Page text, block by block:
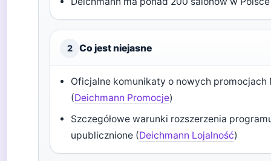
2 Co jest niejasne
Oficjalne komunikaty o nowych
(Deichmann Promocje)
Szczegółowe warunki rozszerzenia
upublicznione (Deichmann Lojalność)